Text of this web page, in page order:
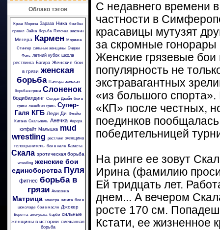
Облако тэгов
Крэш Моряча Зараза Ника бои без
правил Зайка борьба Пяточка жасмин
Мегера Кармен
Морячка
Стингер сильные женщины Энджи
Фокс летний кубок школа
рестлинга Багира Женские бои
в грязи женская
борьба
Пантера женская
борьба в грязи Слоненок
бодибилдинг Солдат Джейн бои в
грязи лечебная грязь Супер-
Галя КГБ Леди Ди Флэйм
Китана Скальпель Анечка Аврора
кэтфайт Малышка mud
wrestling рестлинг женщина
телохранитель бои в желе Камета
Скала эротическая борьба
wrestling женские бои
единоборства Пуля
фитнес борьба в
грязи Амазонка
Матрица электра никита бои в
шоколаде бои в масле Джокер
Беретта аленушка барби сильные
женщины в истории смешанная
борьба
С недавнего времени
частности в
красавицы мутузят
за скромные гонорары
Женские грязевые бои
популярность не
экстравагантных
«из большого
«КП» после честных,
поединков
победительницей
На ринге ее зовут
Ирина (фамилию
Ей тридцать лет.
днем... А вечером
росте 170 см.
Кстати, ее жизненное